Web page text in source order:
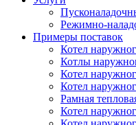
Режимно-
Примеры поставок
Котел
Котлы
Котел
Котел
Рамная
Котел